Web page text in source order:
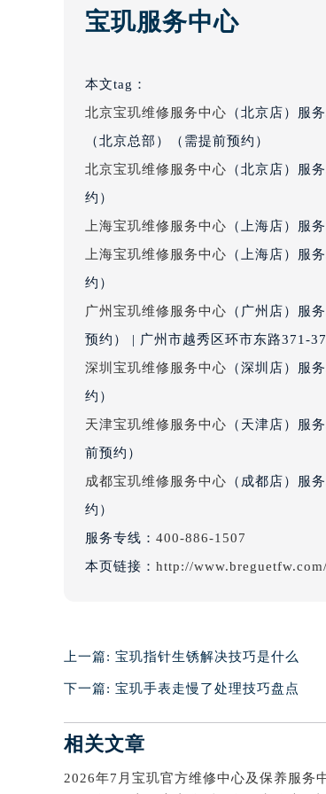
吉林省松原市宁江区五环
辽宁省本溪市平山区胜利
辽宁省朝阳市双塔区新
辽宁省丹东市振兴区七
辽宁省阜新市海州区解放
辽宁省葫芦岛市连山区
辽宁省盘锦市兴隆台区
辽宁省铁岭市银州区南
辽宁省营口市站前区市
辽宁省沈阳市沈河区中
河北省保定市竞秀区朝
内蒙古自治区巴彦淖尔市
内蒙古自治区包头市青山
内蒙古自治区通辽市科尔
内蒙古自治区乌海市海勃
山西省大同市平城区迎宾
宝玑服务中心
本文tag：
北京宝玑维修服务中心 （北京店）服
（北京总部）（需提前预约）
北京宝玑维修服务中心 （北京店）服
约）
上海宝玑维修服务中心 （上海店）服
上海宝玑维修服务中心 （上海店）服
约）
广州宝玑维修服务中心 （广州店）服
预约） | 广州市越秀区环市东路371-
深圳宝玑维修服务中心 （深圳店）服
约）
天津宝玑维修服务中心 （天津店）服
前预约）
成都宝玑维修服务中心 （成都店）服
约）
服务专线： 400-886-1507
本页链接： http://
上一篇: 宝玑指针生锈解决技巧是什么
下一篇: 宝玑手表走慢了处理技巧盘点
相关文章